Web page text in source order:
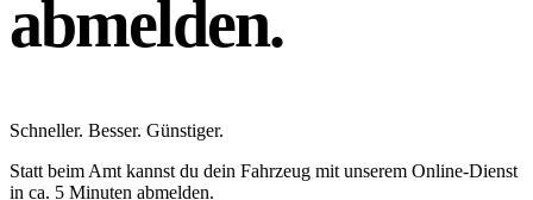
abmelden.
Schneller. Besser. Günstiger.
Statt beim Amt kannst du dein Fahrzeug mit unserem Online-Dienst
in ca. 5 Minuten abmelden.